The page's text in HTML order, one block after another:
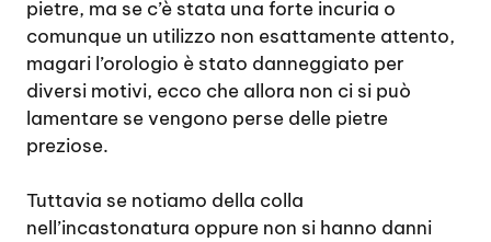
pietre, ma se c’è stata una forte incuria o
comunque un utilizzo non esattamente attento,
magari l’orologio è stato danneggiato per
diversi motivi, ecco che allora non ci si può
lamentare se vengono perse delle pietre
preziose.
Tuttavia se notiamo della colla
nell’incastonatura oppure non si hanno danni